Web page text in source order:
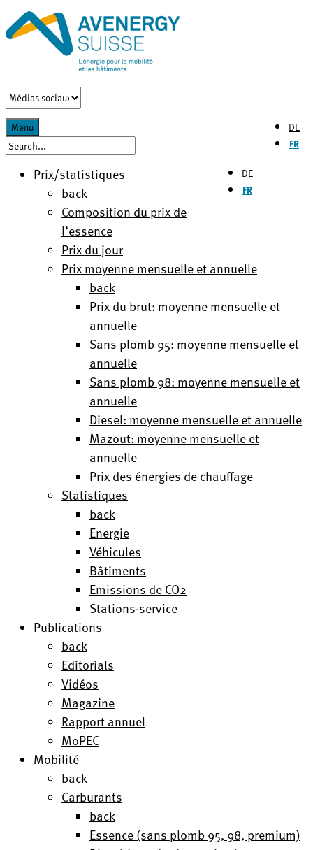
DE
FR
Menu
DE
FR
Prix/statistiques
back
Composition du prix de
l’essence
Prix du jour
Prix moyenne mensuelle et annuelle
back
Prix du brut: moyenne mensuelle et
annuelle
Sans plomb 95: moyenne mensuelle et
annuelle
Sans plomb 98: moyenne mensuelle et
annuelle
Diesel: moyenne mensuelle et annuelle
Mazout: moyenne mensuelle et
annuelle
Prix des énergies de chauffage
Statistiques
back
Energie
Véhicules
Bâtiments
Emissions de CO2
Stations-service
Publications
back
Editorials
Vidéos
Magazine
Rapport annuel
MoPEC
Mobilité
back
Carburants
back
Essence (sans plomb 95, 98, premium)